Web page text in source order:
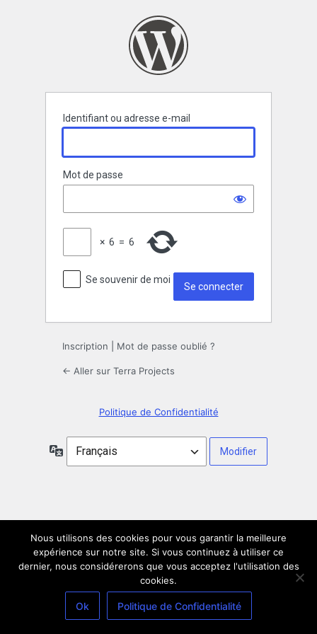
Identifiant ou adresse e-mail
Mot de passe
× 6 = 6
Se souvenir de moi
Inscription Mot de passe oublié ?
← Aller sur Terra Projects
Politique de Confidentialité
Langue
Nous utilisons des cookies pour vous garantir la meilleure
expérience sur notre site. Si vous continuez à utiliser ce
dernier, nous considérerons que vous acceptez l'utilisation des
cookies.
Ok Politique de Confidentialité